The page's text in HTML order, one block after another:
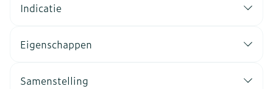
Indicatie
Eigenschappen
Samenstelling